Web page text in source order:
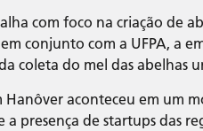
com foco na criação de
conjunto com a UFPA, a
coleta do mel das abelhas
aconteceu em um
presença de startups das